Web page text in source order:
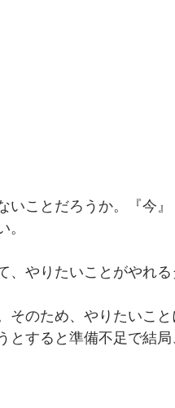
いことだろうか。『今
。
やりたいことがやれる
そのため、やりたいこ
とすると準備不足で結